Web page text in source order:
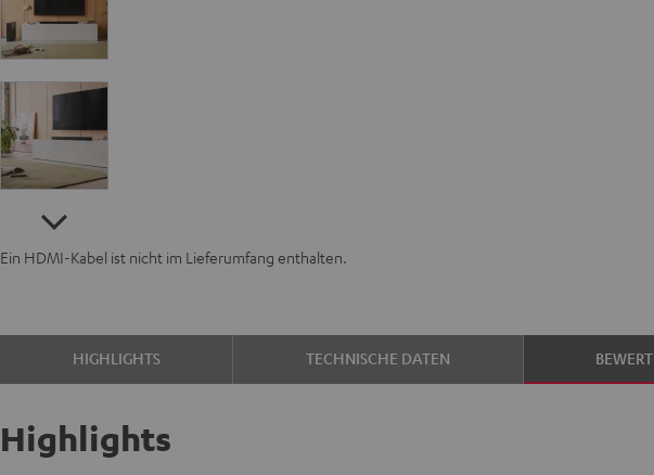
Ein HDMI-Kabel ist nicht im Lieferumfang enthalten.
HIGHLIGHTS TECHNISCHE DATEN
Highlights